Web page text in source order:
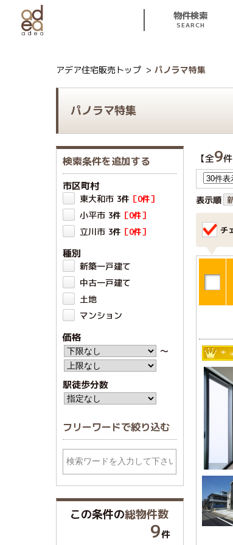
物件検索
SEARCH
アデア住宅販売トップ パノラマ特集
パノラマ特集
【全9
表示順
チ
検索条件を追加する
市区町村
東大和市 3件 ［0件］
小平市 3件 ［0件］
立川市 3件 ［0件］
種別
新築一戸建て
中古一戸建て
土地
マンション
価格
〜
駅徒歩分数
フリーワードで絞り込む
この条件の総物件数
9件